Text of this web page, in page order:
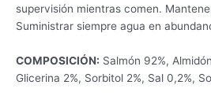
supervisión mientras comen.
Suministrar siempre agua en
COMPOSICIÓN: Salmón 92%,
Glicerina 2%, Sorbitol 2%, Sal 0,2%,